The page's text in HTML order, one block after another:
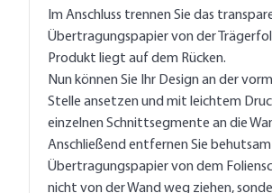
Im Anschluss trennen Sie das
Übertragungspapier von der
Produkt liegt auf dem Rücken.
Nun können Sie Ihr Design an der
Stelle ansetzen und mit leichtem
einzelnen Schnittsegmente an die
Anschließend entfernen Sie behutsam
Übertragungspapier von dem
nicht von der Wand weg ziehen,